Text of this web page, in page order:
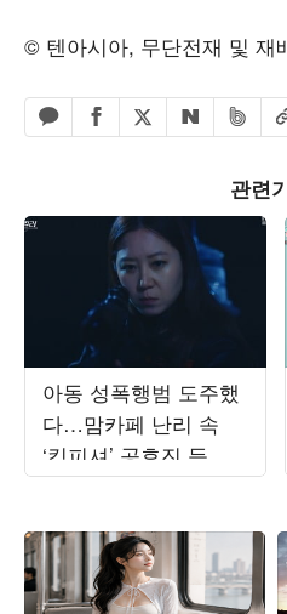
© 텐아시아, 무단전재 및 재
카카오톡 공유하기
페이스북 공유하기
엑스 공유하기
네이버 공유
밴드 공
관련
아동 성폭행범 도주했
다…맘카페 난리 속
‘킹피셔’ 공효진 등판
(‘유부녀 킬러’)